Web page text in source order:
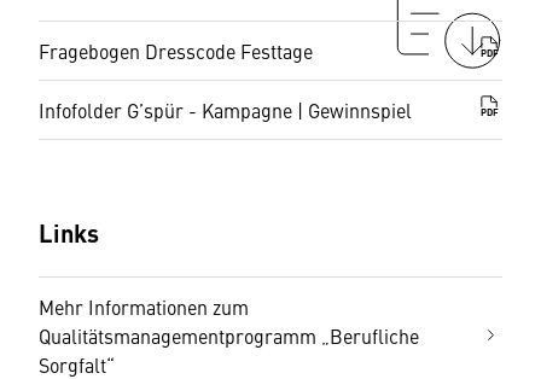
Fragebogen Dresscode Festtage PDF
Infofolder G’spür - Kampagne | Gewinnspiel PDF
Links
Mehr Informationen zum
Qualitätsmanagementprogramm „Berufliche
Sorgfalt“